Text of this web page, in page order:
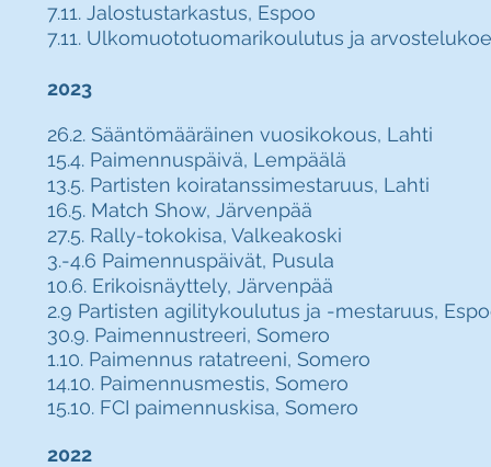
7.11. Jalostustarkastus, Espoo
7.11. Ulkomuototuomarikoulutus ja
2023
26.2. Sääntömääräinen vuosikokous, Lahti
15.4. Paimennuspäivä, Lempäälä
13.5. Partisten koiratanssimestaruus, L ahti
16.5. Match Show, Järvenpää
27.5. Rally-tokokisa, Valkeakoski
3.-4.6 Paimennuspäivät, Pusula
10.6. Erikoisnäyttely, Järvenpää
2.9 Partisten agilitykoulutus ja -mestaruus,
30.9. Paimennustreeri, Somero
1.10. Paimennus ratatreeni, Somero
14.10. Paimennusmestis, Somero
15.10. FCI paimennuskisa, Somero
2022